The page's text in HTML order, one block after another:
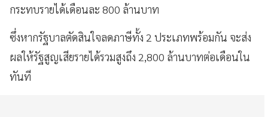
กระทบรายได้เดือนละ 800 ล้านบาท
ซึ่งหากรัฐบาลตัดสินใจลดภาษีทั้ง 2 ประเภทพร้อมกัน จะส่ง
ผลให้รัฐสูญเสียรายได้รวมสูงถึง 2,800 ล้านบาทต่อเดือนใน
ทันที